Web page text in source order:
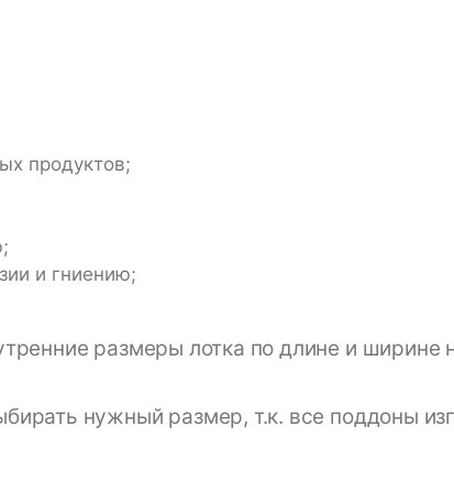
продуктов;
и гниению;
размеры лотка по длине и
нужный размер, т.к. все поддоны